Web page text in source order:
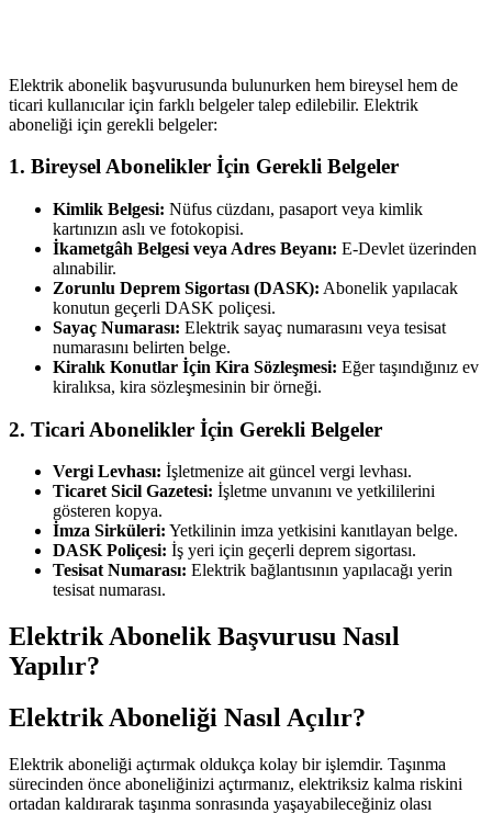
Elektrik abonelik başvurusunda bulunurken hem bireysel hem de
ticari kullanıcılar için farklı belgeler talep edilebilir. Elektrik
aboneliği için gerekli belgeler:
1. Bireysel Abonelikler İçin Gerekli Belgeler
Kimlik Belgesi: Nüfus cüzdanı, pasaport veya kimlik
kartınızın aslı ve fotokopisi.
İkametgâh Belgesi veya Adres Beyanı: E-Devlet üzerinden
alınabilir.
Zorunlu Deprem Sigortası (DASK): Abonelik yapılacak
konutun geçerli DASK poliçesi.
Sayaç Numarası: Elektrik sayaç numarasını veya tesisat
numarasını belirten belge.
Kiralık Konutlar İçin Kira Sözleşmesi: Eğer taşındığınız ev
kiralıksa, kira sözleşmesinin bir örneği.
2. Ticari Abonelikler İçin Gerekli Belgeler
Vergi Levhası: İşletmenize ait güncel vergi levhası.
Ticaret Sicil Gazetesi: İşletme unvanını ve yetkililerini
gösteren kopya.
İmza Sirküleri: Yetkilinin imza yetkisini kanıtlayan belge.
DASK Poliçesi: İş yeri için geçerli deprem sigortası.
Tesisat Numarası: Elektrik bağlantısının yapılacağı yerin
tesisat numarası.
Elektrik Abonelik Başvurusu Nasıl
Yapılır?
Elektrik Aboneliği Nasıl Açılır?
Elektrik aboneliği açtırmak oldukça kolay bir işlemdir. Taşınma
sürecinden önce aboneliğinizi açtırmanız, elektriksiz kalma riskini
ortadan kaldırarak taşınma sonrasında yaşayabileceğiniz olası